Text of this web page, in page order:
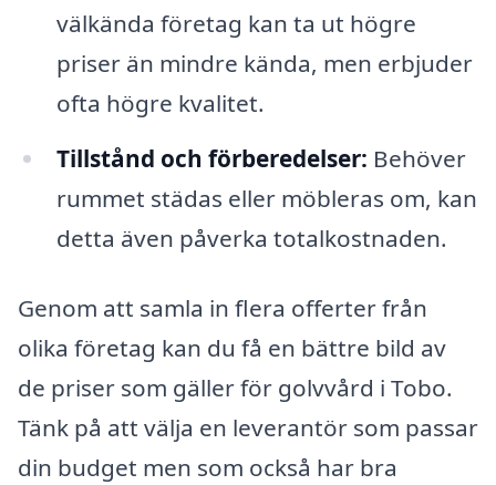
välkända företag kan ta ut högre
priser än mindre kända, men erbjuder
ofta högre kvalitet.
Tillstånd och förberedelser: Behöver
rummet städas eller möbleras om, kan
detta även påverka totalkostnaden.
Genom att samla in flera offerter från
olika företag kan du få en bättre bild av
de priser som gäller för golvvård i Tobo.
Tänk på att välja en leverantör som passar
din budget men som också har bra